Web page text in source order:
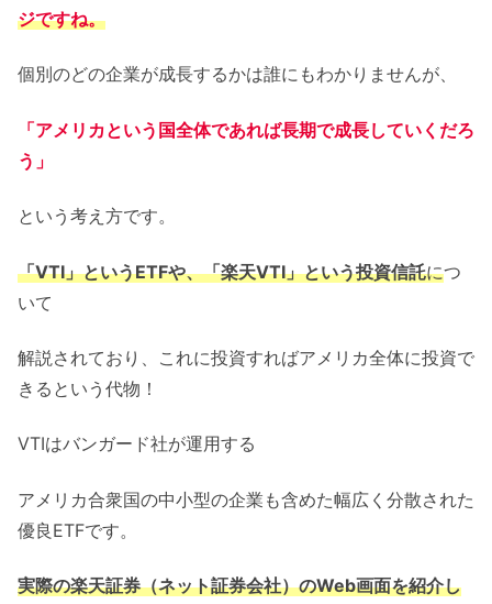
ジですね。
個別のどの企業が成長するかは誰にもわかりませんが、
「アメリカという国全体であれば長期で成長していくだろ
う」
という考え方です。
「VTI」というETFや、「楽天VTI」という投資信託につ
いて
解説されており、これに投資すればアメリカ全体に投資で
きるという代物！
VTIはバンガード社が運用する
アメリカ合衆国の中小型の企業も含めた幅広く分散された
優良ETFです。
実際の楽天証券（ネット証券会社）のWeb画面を紹介し